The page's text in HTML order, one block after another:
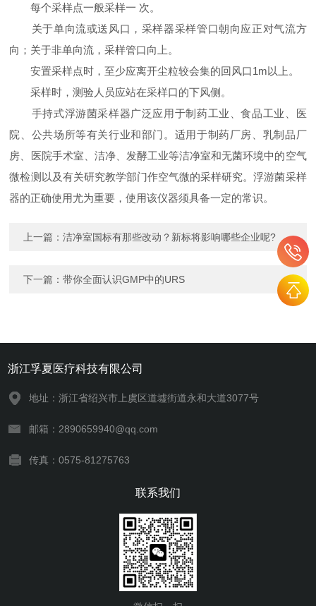
每个采样点一般采样一 次。
关于单向流或送风口，采样器采样管口朝向应正对气流方
向；关于非单向流，采样管口向上。
安置采样点时，至少应离开尘粒较会集的回风口1m以上。
采样时，测验人员应站在采样口的下风侧。
手持式浮游菌采样器广泛应用于制药工业、食品工业、医
院、公共场所等有关行业和部门。适用于制药厂房、乳制品厂
房、医院手术室、洁净、发酵工业等洁净室和无菌环境中的空气
微检测以及有关研究教学部门作空气微的采样研究。浮游菌采样
器的正确使用尤为重要，使用该仪器须具备一定的常识。
上一篇：洁净室国标有那些改动？新标将影响哪些企业呢?
下一篇：带你全面认识GMP中的URS
浙江孚夏医疗科技有限公司
地址：浙江省绍兴市上虞区道墟街道永和大道3077号
邮箱：2890659940@qq.com
传真：0575-81275763
联系我们